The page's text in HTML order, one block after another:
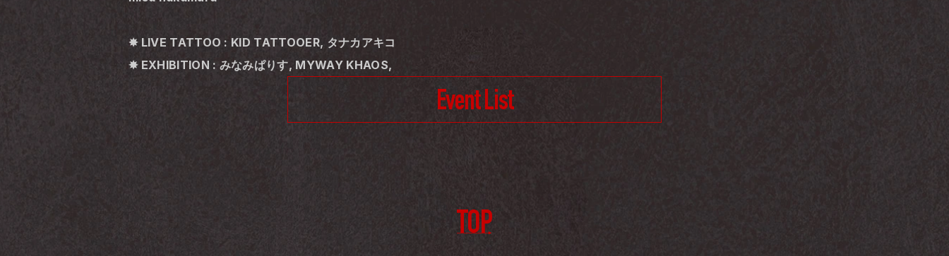
✸ LIVE TATTOO : KID TATTOOER, タナカアキコ
✸ EXHIBITION : みなみぱりす, MYWAY KHAOS,
Event List
TOP